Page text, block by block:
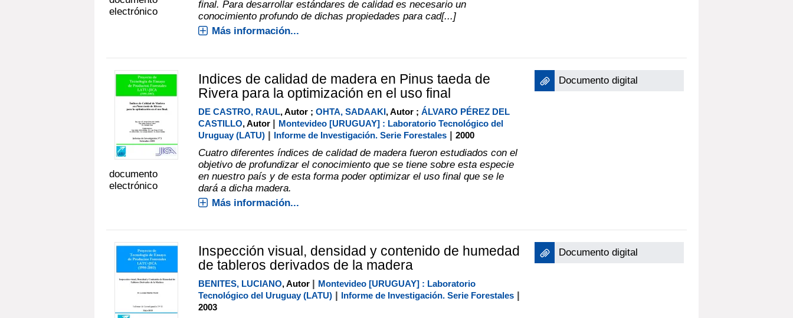
electrónico
final. Para desarrollar estándares de calidad es necesario un
conocimiento profundo de dichas propiedades para cad[...]
Más información...
documento
electrónico
Indices de calidad de madera en Pinus taeda de
Rivera para la optimización en el uso final
DE CASTRO, RAUL, Autor ; OHTA, SADAAKI, Autor ; ÁLVARO PÉREZ DEL
CASTILLO, Autor | Montevideo [URUGUAY] : Laboratorio Tecnológico del
Uruguay (LATU)| Informe de Investigación. Serie Forestales| 2000
Cuatro diferentes índices de calidad de madera fueron estudiados con el
objetivo de profundizar el conocimiento que se tiene sobre esta especie
en nuestro país y de esta forma poder optimizar el uso final que se le
dará a dicha madera.
Más información...
Documento digital
Inspección visual, densidad y contenido de humedad
de tableros derivados de la madera
BENITES, LUCIANO, Autor | Montevideo [URUGUAY] : Laboratorio
Tecnológico del Uruguay (LATU)| Informe de Investigación. Serie Forestales|
2003
Documento digital